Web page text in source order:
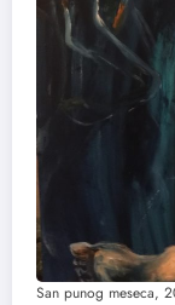
San punog meseca,